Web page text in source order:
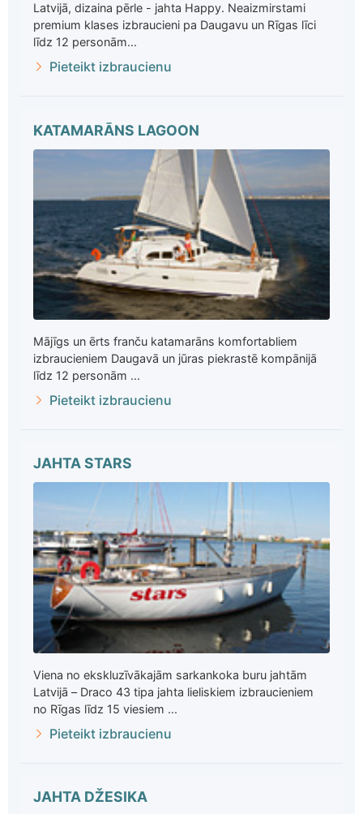
Latvijā, dizaina pērle - jahta Happy. Neaizmirstami
premium klases izbraucieni pa Daugavu un Rīgas līci
līdz 12 personām...
Pieteikt izbraucienu
KATAMARĀNS LAGOON
Mājīgs un ērts franču katamarāns komfortabliem
izbraucieniem Daugavā un jūras piekrastē kompānijā
līdz 12 personām ...
Pieteikt izbraucienu
JAHTA STARS
Viena no ekskluzīvākajām sarkankoka buru jahtām
Latvijā – Draco 43 tipa jahta lieliskiem izbraucieniem
no Rīgas līdz 15 viesiem ...
Pieteikt izbraucienu
JAHTA DŽESIKA